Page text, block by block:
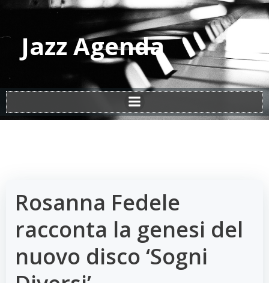
Vai
al
contenuto
Jazz Agenda
Rosanna Fedele
racconta la genesi del
nuovo disco ‘Sogni